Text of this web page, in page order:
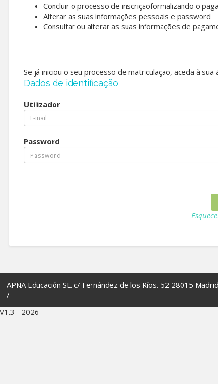
Concluir o processo de inscriçãoformalizando o
Alterar as suas informações pessoais e password
Consultar ou alterar as suas informações de
Se já iniciou o seu processo de matriculação, aceda à
Dados de identificação
Utilizador
Password
APNA Educación SL. c/ Fernández de los Ríos, 52 28015
/
V1.3 - 2026